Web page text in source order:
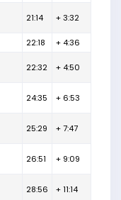
21:14 + 3:32
22:18 + 4:36
22:32 + 4:50
24:35 + 6:53
25:29 + 7:47
26:51 + 9:09
28:56 + 11:14